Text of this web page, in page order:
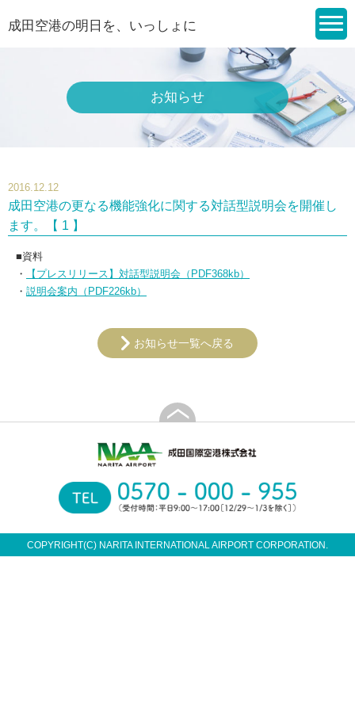
成田空港の明日を、いっしょに
お知らせ
2016.12.12
成田空港の更なる機能強化に関する対話型説明会を開催し
ます。【 1 】
■資料
・
【プレスリリース】対話型説明会（PDF368kb）
・ 説明会案内（PDF226kb）
お知らせ一覧へ戻る
COPYRIGHT(C) NARITA INTERNATIONAL AIRPORT CORPORATION.